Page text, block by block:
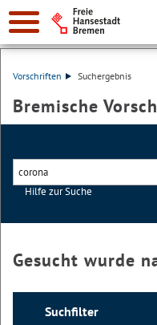
Vorschriften Suchergebnis
Bremische
Hilfe zur Suche
Gesucht wurde
Suchfilter